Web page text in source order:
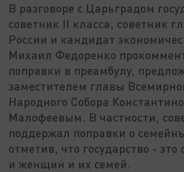
В разговоре с Царьградом
советник II класса, советник
России и кандидат
Михаил Федоренко
поправки в преамбулу,
заместителем главы
Народного Собора
Малофеевым. В частности,
поддержал поправки о
отметив, что государство -
и женщин и их семей.